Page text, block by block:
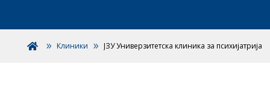
 Клиники ЈЗУ Универзитетска клиника за психијатрија